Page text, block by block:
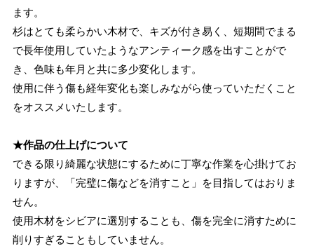
ます。
杉はとても柔らかい木材で、キズが付き易く、短期間でまる
で長年使用していたようなアンティーク感を出すことがで
き、色味も年月と共に多少変化します。
使用に伴う傷も経年変化も楽しみながら使っていただくこと
をオススメいたします。
★作品の仕上げについて
できる限り綺麗な状態にするために丁寧な作業を心掛けてお
りますが、「完璧に傷などを消すこと」を目指してはおりま
せん。
使用木材をシビアに選別することも、傷を完全に消すために
削りすぎることもしていません。